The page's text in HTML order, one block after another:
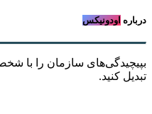
درباره اودونیکس
بپیچیدگی‌های سازمان را با
تبدیل کنید.